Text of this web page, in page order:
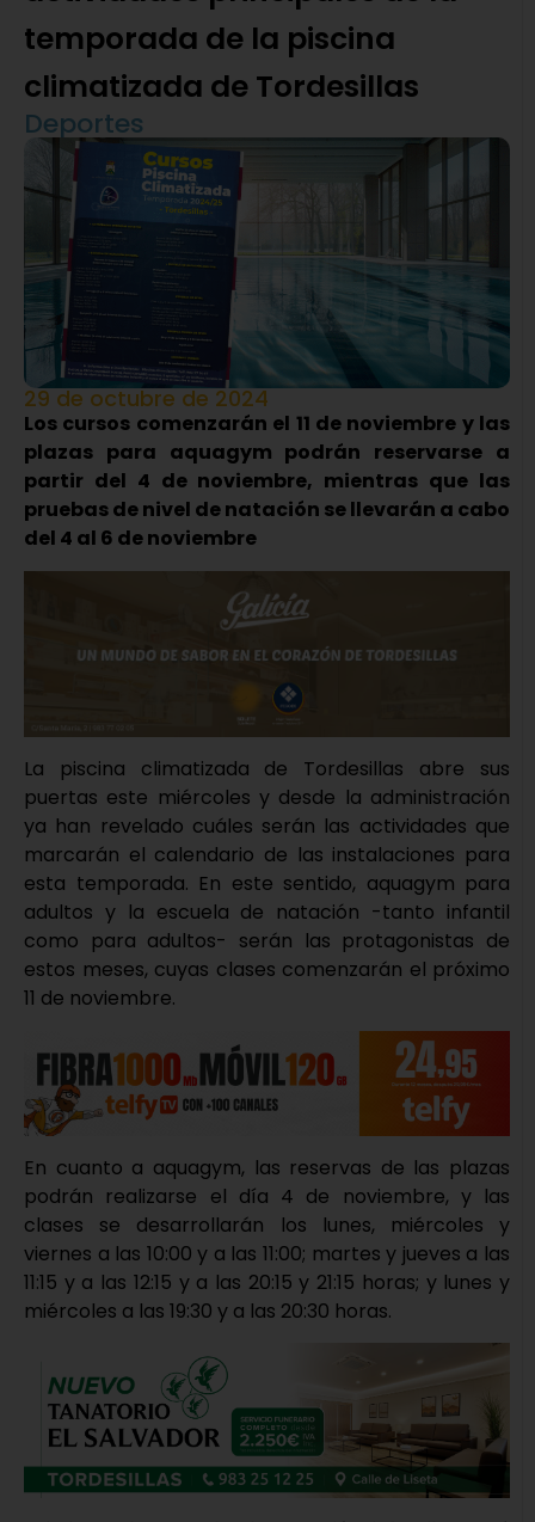
temporada de la piscina
climatizada de Tordesillas
Deportes
29 de octubre de 2024
Los cursos comenzarán el 11 de noviembre y las
plazas para aquagym podrán reservarse a
partir del 4 de noviembre, mientras que las
pruebas de nivel de natación se llevarán a cabo
del 4 al 6 de noviembre
La piscina climatizada de Tordesillas abre sus
puertas este miércoles y desde la administración
ya han revelado cuáles serán las actividades que
marcarán el calendario de las instalaciones para
esta temporada. En este sentido, aquagym para
adultos y la escuela de natación -tanto infantil
como para adultos- serán las protagonistas de
estos meses, cuyas clases comenzarán el próximo
11 de noviembre.
En cuanto a aquagym, las reservas de las plazas
podrán realizarse el día 4 de noviembre, y las
clases se desarrollarán los lunes, miércoles y
viernes a las 10:00 y a las 11:00; martes y jueves a las
11:15 y a las 12:15 y a las 20:15 y 21:15 horas; y lunes y
miércoles a las 19:30 y a las 20:30 horas.